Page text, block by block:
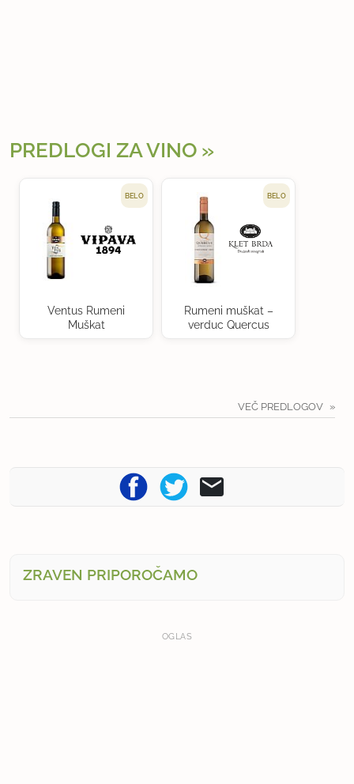
PREDLOGI ZA VINO
BELO
Ventus Rumeni
Muškat
BELO
Rumeni muškat –
verduc Quercus
VEČ PREDLOGOV
ZRAVEN PRIPOROČAMO
OGLAS